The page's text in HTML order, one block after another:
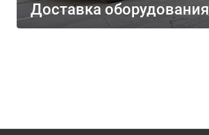
Доставка оборудования